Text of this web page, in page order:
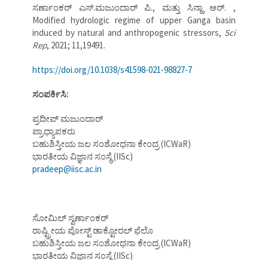
ಸರ್ಣಾಂಕರ್ ಎಸ್.ಮಜುಂದಾರ್ ಪಿ., ಮತ್ತು ಸಿನ್ಹಾ ಆರ್. ,
Modified hydrologic regime of upper Ganga basin
induced by natural and anthropogenic stressors, Sci
Rep, 2021; 11,19491.
https://doi.org/10.1038/s41598-021-98827-7
ಸಂಪರ್ಕಿಸಿ:
ಪ್ರದೀಪ್ ಮಜುಂದಾರ್
ಪ್ರಾಧ್ಯಾಪಕರು
ಬಹುಶಿಸ್ತೀಯ ಜಲ ಸಂಶೋಧನಾ ಕೇಂದ್ರ (ICWaR)
ಭಾರತೀಯ ವಿಜ್ಞಾನ ಸಂಸ್ಥೆ (IISc)
pradeep@iisc.ac.in
ಸೋಮಿಲ್ ಸ್ವರ್ಣಾಂಕರ್
ರಾಷ್ಟ್ರೀಯ ಪೋಸ್ಟ್ ಡಾಕ್ಟೋರಲ್ ಫೆಲೊ
ಬಹುಶಿಸ್ತೀಯ ಜಲ ಸಂಶೋಧನಾ ಕೇಂದ್ರ (ICWaR)
ಭಾರತೀಯ ವಿಜ್ಞಾನ ಸಂಸ್ಥೆ (IISc)